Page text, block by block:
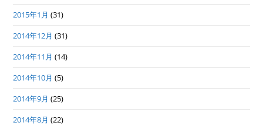
2015年1月 (31)
2014年12月 (31)
2014年11月 (14)
2014年10月 (5)
2014年9月 (25)
2014年8月 (22)